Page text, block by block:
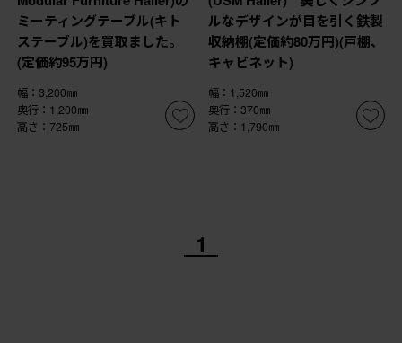
ミーティングテーブル(キト
ステーブル)を買取ました。
(定価約95万円)
幅：3,200㎜
奥行：1,200㎜
高さ：725㎜
ルなデザインが目を引く鉄製
収納棚(定価約80万円)(戸棚、
キャビネット)
幅：1,520㎜
奥行：370㎜
高さ：1,790㎜
1